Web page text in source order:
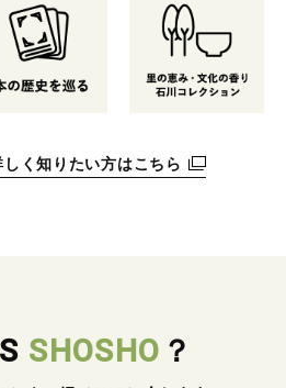
く知りたい方はこちら
SHOSHO ？